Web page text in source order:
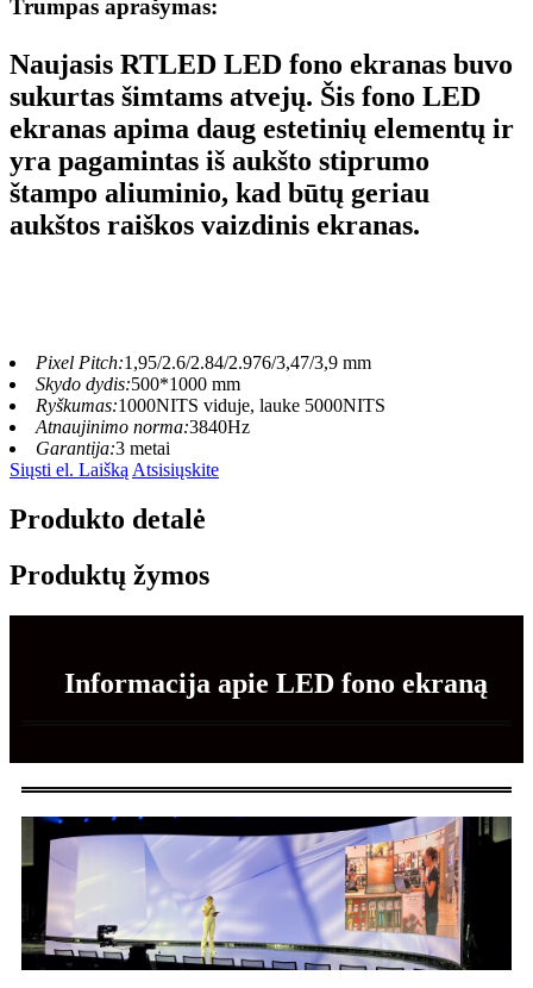
Trumpas aprašymas:
Naujasis RTLED LED fono ekranas buvo
sukurtas šimtams atvejų. Šis fono LED
ekranas apima daug estetinių elementų ir
yra pagamintas iš aukšto stiprumo
štampo aliuminio, kad būtų geriau
aukštos raiškos vaizdinis ekranas.
Pixel Pitch:1,95/2.6/2.84/2.976/3,47/3,9 mm
Skydo dydis:500*1000 mm
Ryškumas:1000NITS viduje, lauke 5000NITS
Atnaujinimo norma:3840Hz
Garantija:3 metai
Siųsti el. Laišką Atsisiųskite
Produkto detalė
Produktų žymos
Informacija apie LED fono ekraną